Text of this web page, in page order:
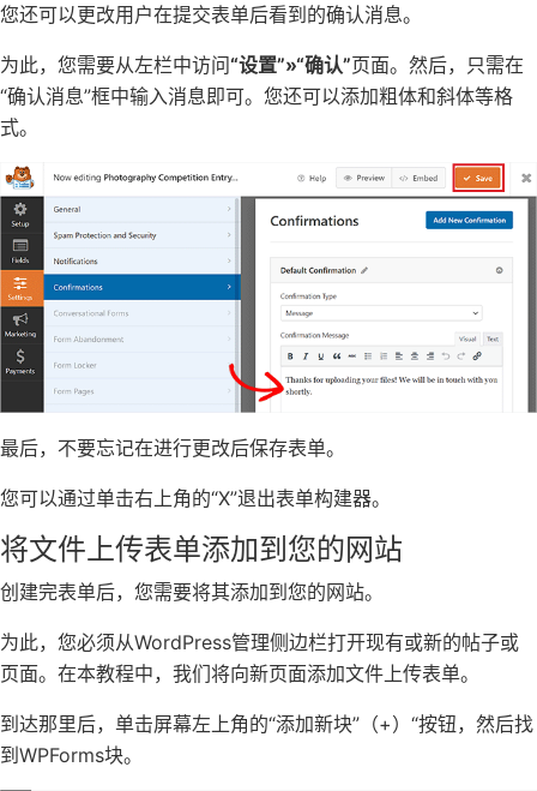
您还可以更改用户在提交表单后看到的确认消息。
为此，您需要从左栏中访问“设置”»“确认”页面。然后，只需在
“确认消息”框中输入消息即可。您还可以添加粗体和斜体等格
式。
最后，不要忘记在进行更改后保存表单。
您可以通过单击右上角的“X”退出表单构建器。
将文件上传表单添加到您的网站
创建完表单后，您需要将其添加到您的网站。
为此，您必须从WordPress管理侧边栏打开现有或新的帖子或
页面。在本教程中，我们将向新页面添加文件上传表单。
到达那里后，单击屏幕左上角的“添加新块”（+）“按钮，然后找
到WPForms块。